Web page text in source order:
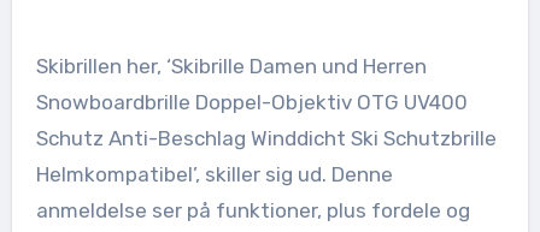
Skibrillen her, ‘Skibrille Damen und Herren
Snowboardbrille Doppel-Objektiv OTG UV400
Schutz Anti-Beschlag Winddicht Ski Schutzbrille
Helmkompatibel’, skiller sig ud. Denne
anmeldelse ser på funktioner, plus fordele og